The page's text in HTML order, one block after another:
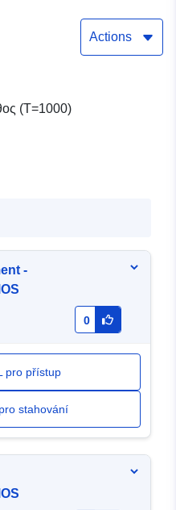
Actions
(T=1000)
-
0
pro přístup
stahování